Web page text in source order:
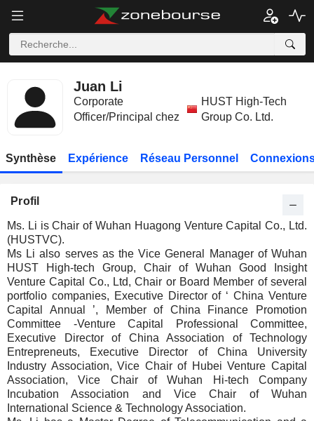
Juan Li
Corporate
Officer/Principal chez
HUST High-Tech
Group Co. Ltd.
Synthèse Expérience Réseau Personnel
Profil
Ms. Li is Chair of Wuhan Huagong Venture Capital Co., Ltd.
(HUSTVC).
Ms Li also serves as the Vice General Manager of Wuhan
HUST High-tech Group, Chair of Wuhan Good Insight
Venture Capital Co., Ltd, Chair or Board Member of several
portfolio companies, Executive Director of ‘ China Venture
Capital Annual ’, Member of China Finance Promotion
Committee -Venture Capital Professional Committee,
Executive Director of China Association of Technology
Entrepreneuts, Executive Director of China University
Industry Association, Vice Chair of Hubei Venture Capital
Association, Vice Chair of Wuhan Hi-tech Company
Incubation Association and Vice Chair of Wuhan
International Science & Technology Association.